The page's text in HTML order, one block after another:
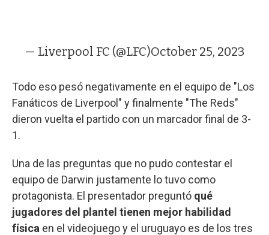
— Liverpool FC (@LFC)October 25, 2023
Todo eso pesó negativamente en el equipo de "Los
Fanáticos de Liverpool" y finalmente "The Reds"
dieron vuelta el partido con un marcador final de 3-
1.
Una de las preguntas que no pudo contestar el
equipo de Darwin justamente lo tuvo como
protagonista. El presentador preguntó qué
jugadores del plantel tienen mejor habilidad
física en el videojuego y el uruguayo es de los tres